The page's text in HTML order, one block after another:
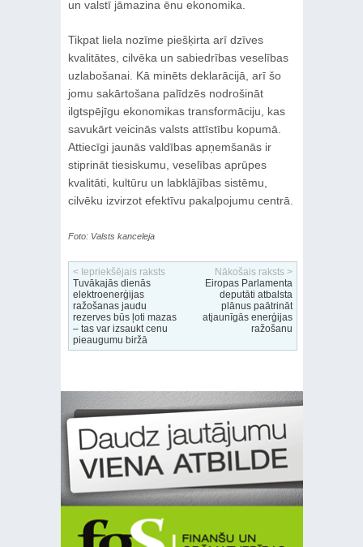
un valstī jāmazina ēnu ekonomika.
Tikpat liela nozīme piešķirta arī dzīves
kvalitātes, cilvēka un sabiedrības veselības
uzlabošanai. Kā minēts deklarācijā, arī šo
jomu sakārtošana palīdzēs nodrošināt
ilgtspējīgu ekonomikas transformāciju, kas
savukārt veicinās valsts attīstību kopumā.
Attiecīgi jaunās valdības apņemšanās ir
stiprināt tiesiskumu, veselības aprūpes
kvalitāti, kultūru un labklājības sistēmu,
cilvēku izvirzot efektīvu pakalpojumu centrā.
Foto: Valsts kanceleja
< Iepriekšējais raksts
Tuvākajās dienās
elektroenerģijas
ražošanas jaudu
rezerves būs ļoti mazas
– tas var izsaukt cenu
pieaugumu biržā
Nākošais raksts >
Eiropas Parlamenta
deputāti atbalsta
plānus paātrināt
atjaunīgās enerģijas
ražošanu